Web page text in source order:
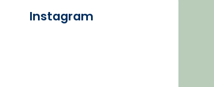
Instagram